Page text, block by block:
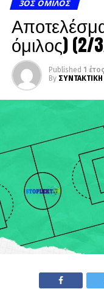
3ΟΣ ΌΜΙΛΟΣ
όμιλος) (2/
Published 1
By